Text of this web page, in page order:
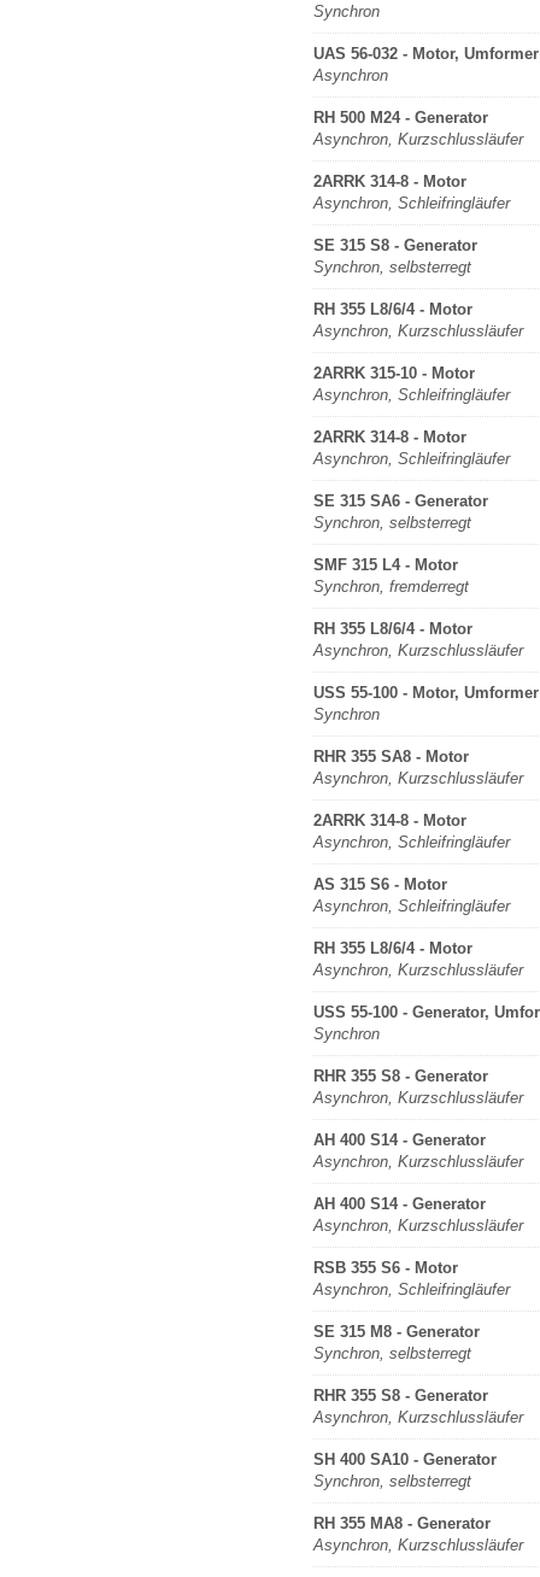
Synchron
UAS 56-032 - Motor, Umformer
Asynchron
RH 500 M24 - Generator
Asynchron, Kurzschlussläufer
2ARRK 314-8 - Motor
Asynchron, Schleifringläufer
SE 315 S8 - Generator
Synchron, selbsterregt
RH 355 L8/6/4 - Motor
Asynchron, Kurzschlussläufer
2ARRK 315-10 - Motor
Asynchron, Schleifringläufer
2ARRK 314-8 - Motor
Asynchron, Schleifringläufer
SE 315 SA6 - Generator
Synchron, selbsterregt
SMF 315 L4 - Motor
Synchron, fremderregt
RH 355 L8/6/4 - Motor
Asynchron, Kurzschlussläufer
USS 55-100 - Motor, Umformer
Synchron
RHR 355 SA8 - Motor
Asynchron, Kurzschlussläufer
2ARRK 314-8 - Motor
Asynchron, Schleifringläufer
AS 315 S6 - Motor
Asynchron, Schleifringläufer
RH 355 L8/6/4 - Motor
Asynchron, Kurzschlussläufer
USS 55-100 - Generator,
Synchron
RHR 355 S8 - Generator
Asynchron, Kurzschlussläufer
AH 400 S14 - Generator
Asynchron, Kurzschlussläufer
AH 400 S14 - Generator
Asynchron, Kurzschlussläufer
RSB 355 S6 - Motor
Asynchron, Schleifringläufer
SE 315 M8 - Generator
Synchron, selbsterregt
RHR 355 S8 - Generator
Asynchron, Kurzschlussläufer
SH 400 SA10 - Generator
Synchron, selbsterregt
RH 355 MA8 - Generator
Asynchron, Kurzschlussläufer